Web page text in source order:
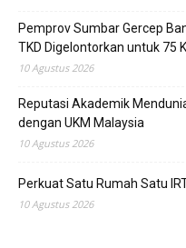
Pemprov Sumbar Gercep
TKD Digelontorkan untuk 75
10 Agustus 2026
Reputasi Akademik
dengan UKM Malaysia
10 Agustus 2026
Perkuat Satu Rumah Satu
10 Agustus 2026